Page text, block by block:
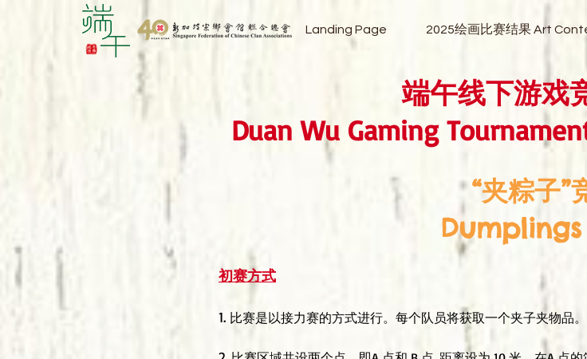
Landing Page 2025绘画比赛结果 Art
端午线下游戏
Duan Wu Gaming
“夹粽子”
Dumplings
初赛方式
1. 比赛是以接力赛的方式进行。每个队员将获取一个夹子夹物品。